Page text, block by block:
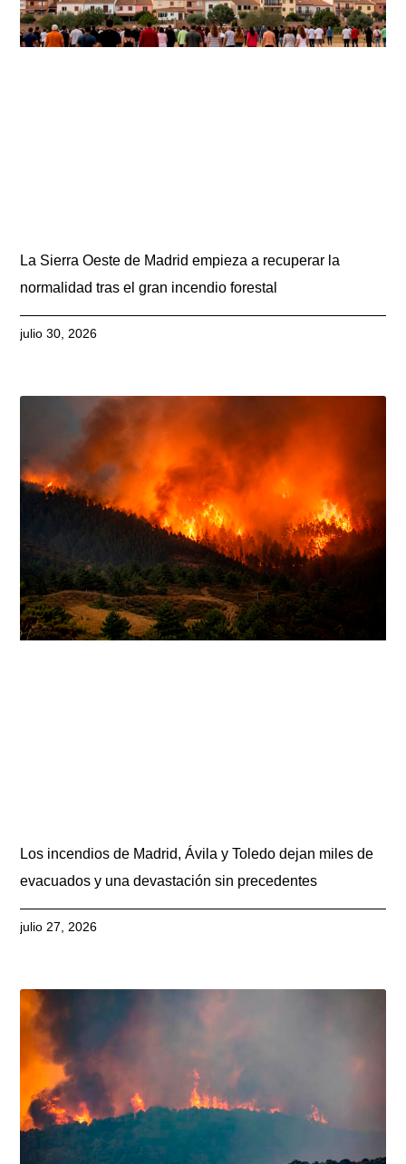
La Sierra Oeste de Madrid empieza a recuperar la
normalidad tras el gran incendio forestal
julio 30, 2026
Los incendios de Madrid, Ávila y Toledo dejan miles de
evacuados y una devastación sin precedentes
julio 27, 2026